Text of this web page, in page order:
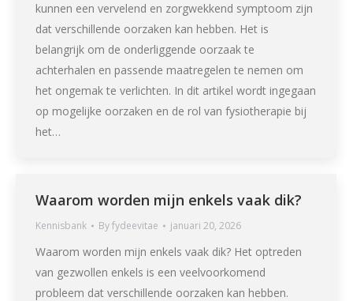
kunnen een vervelend en zorgwekkend symptoom zijn
dat verschillende oorzaken kan hebben. Het is
belangrijk om de onderliggende oorzaak te
achterhalen en passende maatregelen te nemen om
het ongemak te verlichten. In dit artikel wordt ingegaan
op mogelijke oorzaken en de rol van fysiotherapie bij
het…
Waarom worden mijn enkels vaak dik?
Kennisbank Byfydeevitae januari 20, 2026
Waarom worden mijn enkels vaak dik? Het optreden
van gezwollen enkels is een veelvoorkomend
probleem dat verschillende oorzaken kan hebben.